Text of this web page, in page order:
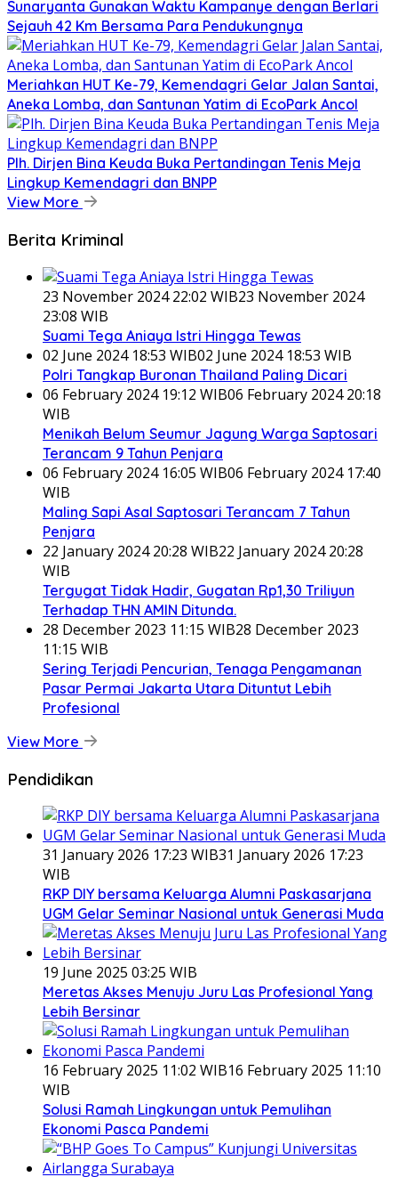
Sunaryanta Gunakan Waktu Kampanye dengan Berlari
Sejauh 42 Km Bersama Para Pendukungnya
Meriahkan HUT Ke-79, Kemendagri Gelar Jalan Santai,
Aneka Lomba, dan Santunan Yatim di EcoPark Ancol
Plh. Dirjen Bina Keuda Buka Pertandingan Tenis Meja
Lingkup Kemendagri dan BNPP
View More
Berita Kriminal
23 November 2024 22:02 WIB23 November 2024
23:08 WIB
Suami Tega Aniaya Istri Hingga Tewas
02 June 2024 18:53 WIB02 June 2024 18:53 WIB
Polri Tangkap Buronan Thailand Paling Dicari
06 February 2024 19:12 WIB06 February 2024 20:18
WIB
Menikah Belum Seumur Jagung Warga Saptosari
Terancam 9 Tahun Penjara
06 February 2024 16:05 WIB06 February 2024 17:40
WIB
Maling Sapi Asal Saptosari Terancam 7 Tahun
Penjara
22 January 2024 20:28 WIB22 January 2024 20:28
WIB
Tergugat Tidak Hadir, Gugatan Rp1,30 Triliyun
Terhadap THN AMIN Ditunda.
28 December 2023 11:15 WIB28 December 2023
11:15 WIB
Sering Terjadi Pencurian, Tenaga Pengamanan
Pasar Permai Jakarta Utara Dituntut Lebih
Profesional
View More
Pendidikan
31 January 2026 17:23 WIB31 January 2026 17:23
WIB
RKP DIY bersama Keluarga Alumni Paskasarjana
UGM Gelar Seminar Nasional untuk Generasi Muda
19 June 2025 03:25 WIB
Meretas Akses Menuju Juru Las Profesional Yang
Lebih Bersinar
16 February 2025 11:02 WIB16 February 2025 11:10
WIB
Solusi Ramah Lingkungan untuk Pemulihan
Ekonomi Pasca Pandemi